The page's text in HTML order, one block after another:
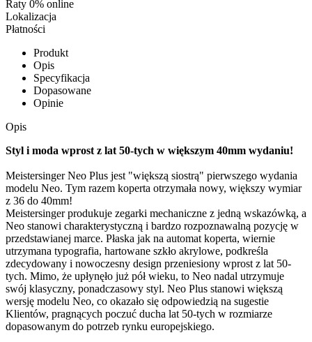
Raty 0% online
Lokalizacja
Płatności
Produkt
Opis
Specyfikacja
Dopasowane
Opinie
Opis
Styl i moda wprost z lat 50-tych w większym 40mm wydaniu!
Meistersinger Neo Plus jest "większą siostrą" pierwszego wydania
modelu Neo. Tym razem koperta otrzymała nowy, większy wymiar
z 36 do 40mm!
Meistersinger produkuje zegarki mechaniczne z jedną wskazówką, a
Neo stanowi charakterystyczną i bardzo rozpoznawalną pozycję w
przedstawianej marce. Płaska jak na automat koperta, wiernie
utrzymana typografia, hartowane szkło akrylowe, podkreśla
zdecydowany i nowoczesny design przeniesiony wprost z lat 50-
tych. Mimo, że upłynęło już pół wieku, to Neo nadal utrzymuje
swój klasyczny, ponadczasowy styl. Neo Plus stanowi większą
wersję modelu Neo, co okazało się odpowiedzią na sugestie
Klientów, pragnących poczuć ducha lat 50-tych w rozmiarze
dopasowanym do potrzeb rynku europejskiego.